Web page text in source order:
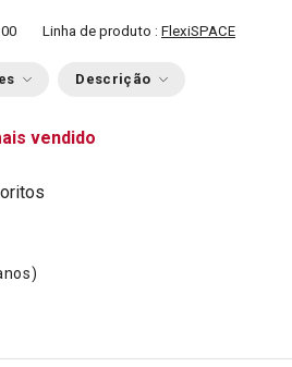
Linha de produto : FlexiSPACE
Descrição
vendido